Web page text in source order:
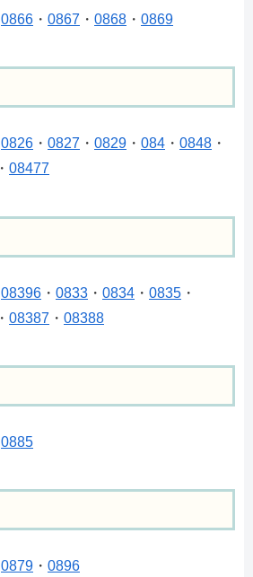
0866 ・ 0867 ・ 0868 ・ 0869
0826 ・ 0827 ・ 0829 ・ 084 ・ 0848 ・
・ 08477
08396 ・ 0833 ・ 0834 ・ 0835 ・
・ 08387 ・ 08388
0885
0879 ・ 0896